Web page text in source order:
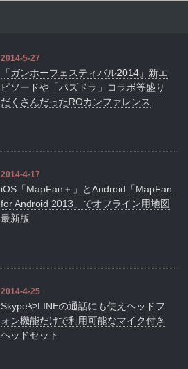
2014-5-27
「ガンホーフェスティバル2014」新エ
ピソードや「パズドラ」コラボ等盛り
だくさんだったROカンファレンス
2014-4-17
iOS「MapFan＋」とAndroid「MapFan
for Android 2013」でオフライン用地図
最新版
2014-4-25
SkypeやLINEの通話にも使えヘッドフ
ォン機能だけで利用可能なマイク付き
ヘッドセット